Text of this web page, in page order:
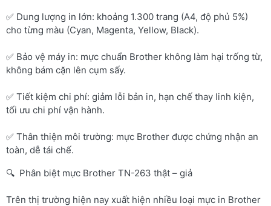
✅ Dung lượng in lớn: khoảng 1.300 trang (A4, độ phủ 5%)
cho từng màu (Cyan, Magenta, Yellow, Black).
✅ Bảo vệ máy in: mực chuẩn Brother không làm hại trống từ,
không bám cặn lên cụm sấy.
✅ Tiết kiệm chi phí: giảm lỗi bản in, hạn chế thay linh kiện,
tối ưu chi phí vận hành.
✅ Thân thiện môi trường: mực Brother được chứng nhận an
toàn, dễ tái chế.
🔍 Phân biệt mực Brother TN-263 thật – giả
Trên thị trường hiện nay xuất hiện nhiều loại mực in Brother